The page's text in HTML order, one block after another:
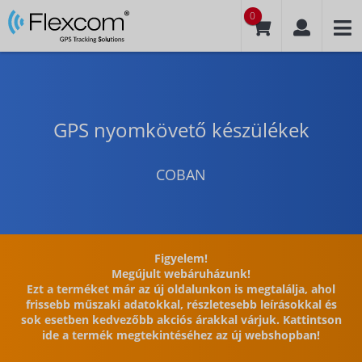
0
GPS nyomkövető készülékek
COBAN
Figyelem!
Megújult webáruházunk!
Ezt a terméket már az új oldalunkon is megtalálja, ahol
frissebb műszaki adatokkal, részletesebb leírásokkal és
sok esetben kedvezőbb akciós árakkal várjuk. Kattintson
ide a termék megtekintéséhez az új webshopban!